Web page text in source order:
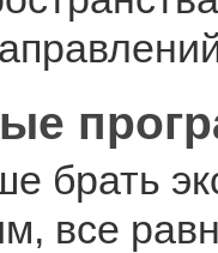
брать
все